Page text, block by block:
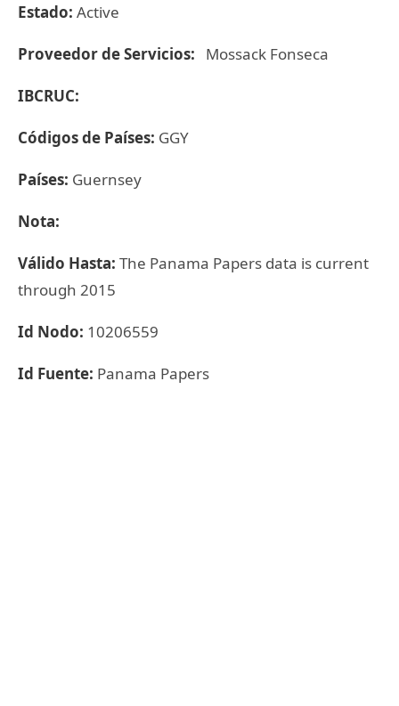
Estado: Active
Proveedor de Servicios: Mossack Fonseca
IBCRUC:
Códigos de Países: GGY
Países: Guernsey
Nota:
Válido Hasta: The Panama Papers data is current
through 2015
Id Nodo: 10206559
Id Fuente: Panama Papers